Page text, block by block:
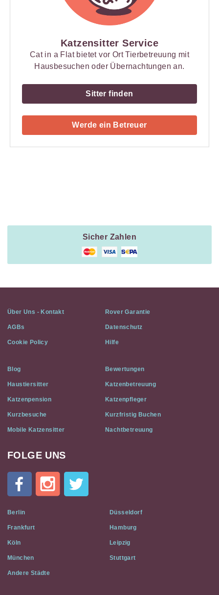
Katzensitter Service
Cat in a Flat bietet vor Ort Tierbetreuung mit
Hausbesuchen oder Übernachtungen an.
Sitter finden
Werde ein Betreuer
Sicher Zahlen
Über Uns - Kontakt Rover Garantie
AGBs Datenschutz
Cookie Policy Hilfe
Blog Bewertungen
Haustiersitter Katzenbetreuung
Katzenpension Katzenpfleger
Kurzbesuche Kurzfristig Buchen
Mobile Katzensitter Nachtbetreuung
Cat
Flat
Social
Media
FOLGE UNS
Berlin Düsseldorf
Frankfurt Hamburg
Köln Leipzig
München Stuttgart
Andere Städte